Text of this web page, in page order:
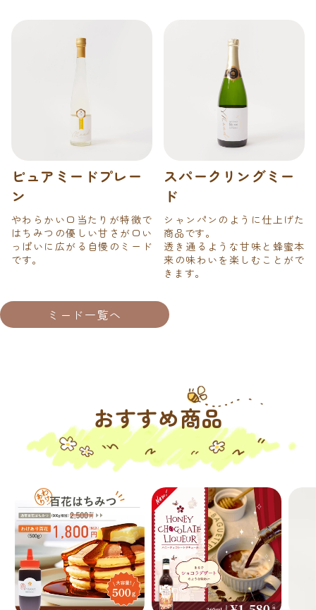
ピュアミードプレー
ン
やわらかい口当たりが特徴で
はちみつの優しい甘さが口い
っぱいに広がる自慢のミード
です。
スパークリングミー
ド
シャンパンのように仕上げた
商品です。
透き通るような甘味と蜂蜜本
来の味わいを楽しむことがで
きます。
ミード一覧へ
おすすめ商品